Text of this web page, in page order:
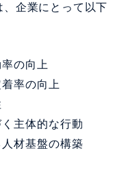
企業にとって以下
の向上
率の向上
主体的な行動
材基盤の構築